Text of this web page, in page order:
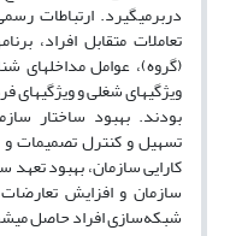
دربرمی­گیرد. ارتباطات
تعاملات متقابل افراد،
(گروه)، عوامل مداخله­ای
ویژگی­های شغلی و ویژگی­های
بودند. بهبود ساختار
تسهیل و کنترل تصمیمات و
کارایی سازمان، بهبود تعهد
سازمان و افزایش
شبکه‌سازی افراد حاصل